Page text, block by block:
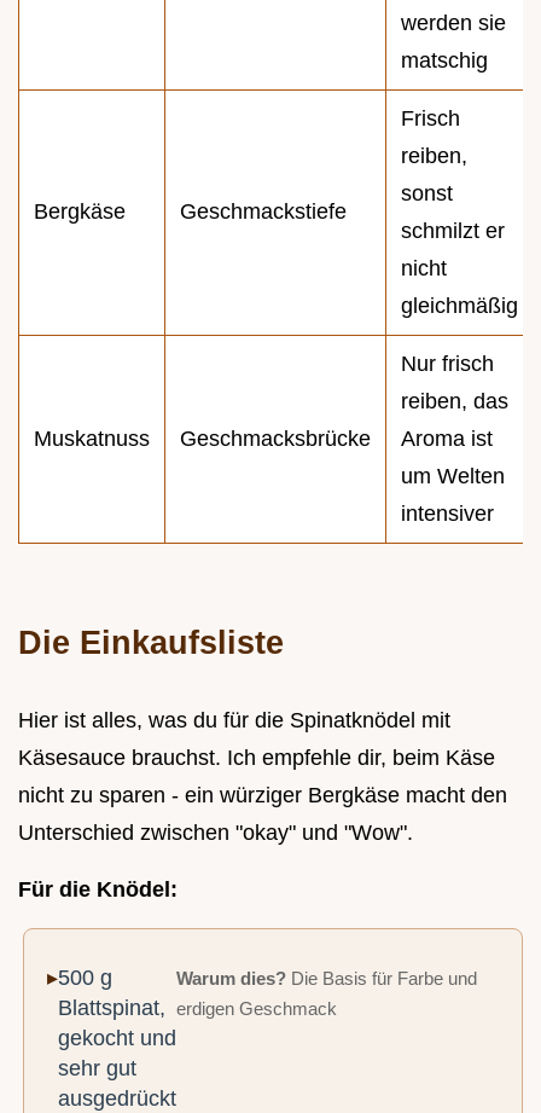
werden sie
matschig
Bergkäse Geschmackstiefe
Frisch
reiben,
sonst
schmilzt er
nicht
gleichmäßig
Muskatnuss Geschmacksbrücke
Nur frisch
reiben, das
Aroma ist
um Welten
intensiver
Die Einkaufsliste
Hier ist alles, was du für die Spinatknödel mit
Käsesauce brauchst. Ich empfehle dir, beim Käse
nicht zu sparen - ein würziger Bergkäse macht den
Unterschied zwischen "okay" und "Wow".
Für die Knödel:
500 g
Blattspinat,
gekocht und
sehr gut
ausgedrückt
Warum dies? Die Basis für Farbe und
erdigen Geschmack